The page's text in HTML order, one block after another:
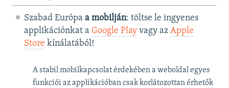
Szabad Európa a mobilján: töltse le ingyenes
applikációnkat a Google Playvagy az Apple
Store kínálatából!
A stabil mobilkapcsolat érdekében a weboldal egyes
funkciói az applikációban csak korlátozottan érhetők